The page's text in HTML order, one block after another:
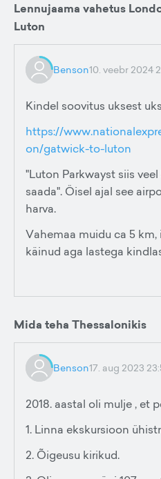
Lennujaama vahetus
Luton
Benson10. veebr 2024
Kindel soovitus uksest
https://
on/gatwick-to-luton
"Luton Parkwayst siis
saada". Öisel ajal see
harva.
Vahemaa muidu ca 5 km,
käinud aga lastega
Mida teha Thessalonikis
Benson17. aug 2023
2018. aastal oli mulje , et
1. Linna ekskursioon
2. Õigeusu kirikud.